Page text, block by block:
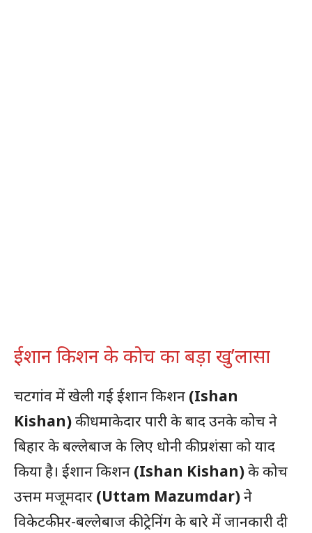
ईशान किशन के कोच का बड़ा खु’लासा
चटगांव में खेली गई ईशान किशन (Ishan
Kishan)की धमाकेदार पारी के बाद उनके कोच ने
बिहार के बल्लेबाज के लिए धोनी की प्रशंसा को याद
किया है। ईशान किशन (Ishan Kishan)के कोच
उत्तम मजूमदार (Uttam Mazumdar)ने
विकेटकीपर-बल्लेबाज की ट्रेनिंग के बारे में जानकारी दी